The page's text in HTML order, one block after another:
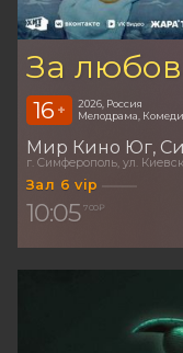
За
16 +
2026, Россия
Мелодрама,
Мир Кино Юг
г. Симферополь, ул.
Зал 6 vip
10:05 700 ₽